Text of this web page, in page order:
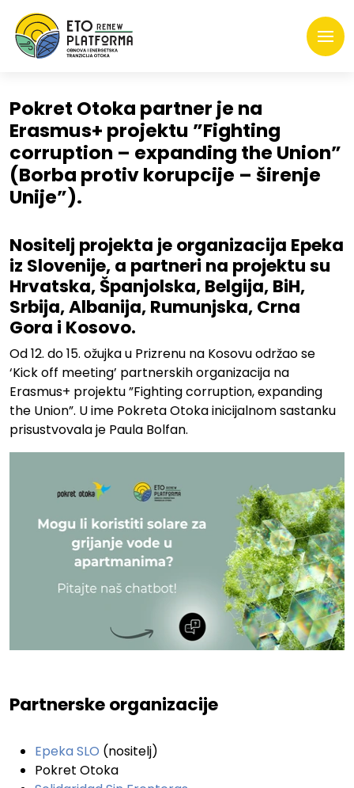
Pokret Otoka partner je na
Erasmus+ projektu ”Fighting
corruption – expanding the Union”
(Borba protiv korupcije – širenje
Unije”).
Nositelj projekta je organizacija Epeka
iz Slovenije, a partneri na projektu su
Hrvatska, Španjolska, Belgija, BiH,
Srbija, Albanija, Rumunjska, Crna
Gora i Kosovo.
Od 12. do 15. ožujka u Prizrenu na Kosovu održao se
‘Kick off meeting’ partnerskih organizacija na
Erasmus+ projektu ”Fighting corruption, expanding
the Union”. U ime Pokreta Otoka inicijalnom sastanku
prisustvovala je Paula Bolfan.
Partnerske organizacije
Epeka SLO (nositelj)
Pokret Otoka